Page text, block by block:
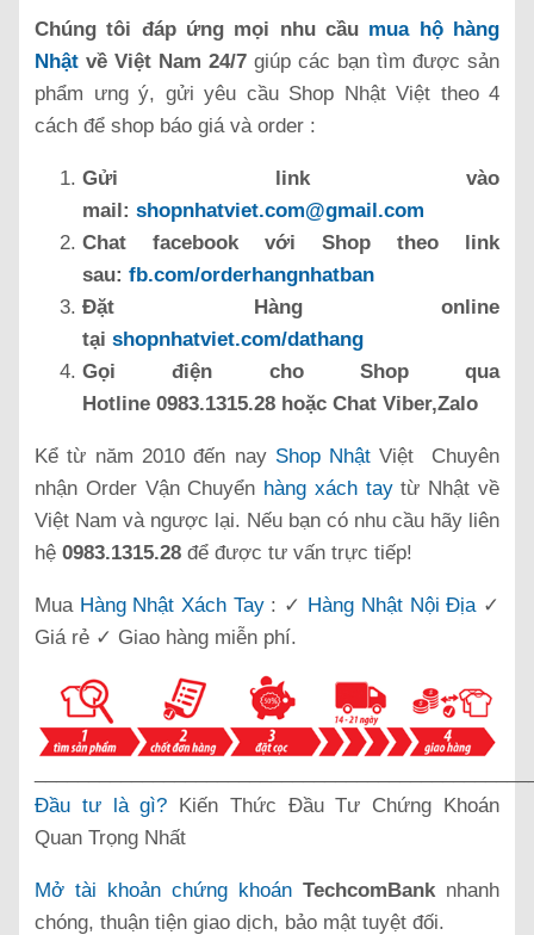
Chúng tôi đáp ứng mọi nhu cầu mua hộ hàng
Nhật về Việt Nam 24/7 giúp các bạn tìm được sản
phẩm ưng ý, gửi yêu cầu Shop Nhật Việt theo 4
cách để shop báo giá và order :
Gửi link vào
mail: shopnhatviet.com@gmail.com
Chat facebook với Shop theo link
sau: fb.com/orderhangnhatban
Đặt Hàng online
tại shopnhatviet.com/dathang
Gọi điện cho Shop qua
Hotline 0983.1315.28 hoặc Chat Viber,Zalo
Kể từ năm 2010 đến nay Shop Nhật Việt Chuyên
nhận Order Vận Chuyển hàng xách taytừ Nhật về
Việt Nam và ngược lại. Nếu bạn có nhu cầu hãy liên
hệ 0983.1315.28 để được tư vấn trực tiếp!
Mua Hàng Nhật Xách Tay: ✓ Hàng Nhật Nội Địa✓
Giá rẻ ✓ Giao hàng miễn phí.
Đầu tư là gì? Kiến Thức Đầu Tư Chứng Khoán
Quan Trọng Nhất
Mở tài khoản chứng khoán TechcomBank nhanh
chóng, thuận tiện giao dịch, bảo mật tuyệt đối.